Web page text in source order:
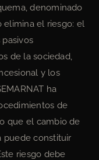
denominado
elimina el riesgo: el
de la sociedad,
y los
ha
de
que el cambio de
puede constituir
riesgo debe